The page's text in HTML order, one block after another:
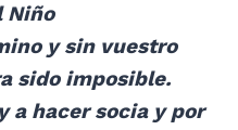
Niño
y sin vuestro
sido imposible.
a hacer socia y por